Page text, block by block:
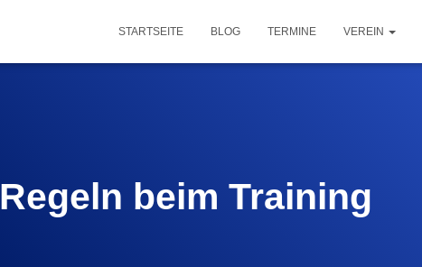
STARTSEITE BLOG TERMINE VEREIN
Regeln beim Training